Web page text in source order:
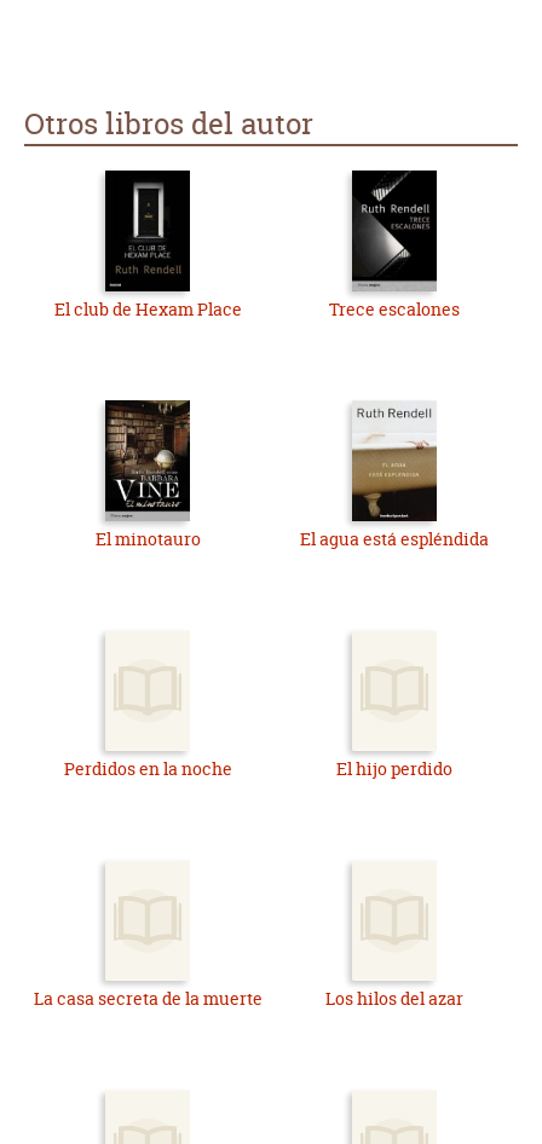
Otros libros del autor
El club de Hexam Place Trece escalones
El minotauro El agua está espléndida
Perdidos en la noche El hijo perdido
La casa secreta de la muerte Los hilos del azar